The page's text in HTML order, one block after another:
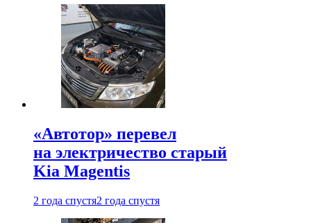
«Автотор» перевел
на электричество старый
Kia Magentis
2 года спустя2 года спустя